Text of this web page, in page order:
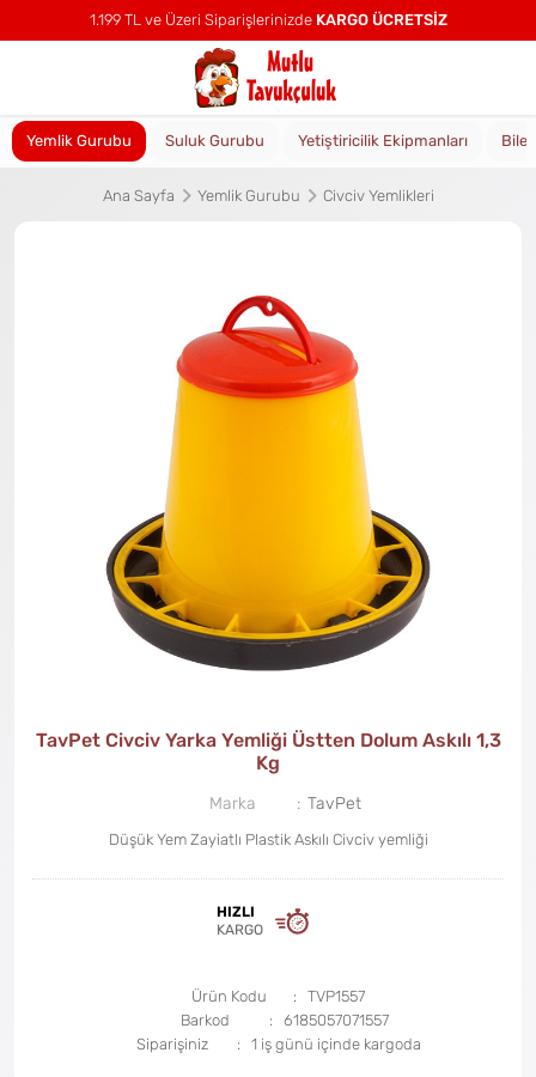
1.199 TL ve Üzeri Siparişlerinizde KARGO ÜCRETSİZ
Yemlik Gurubu Suluk Gurubu Yetiştiricilik Ekipmanları
Ana Sayfa Yemlik Gurubu Civciv Yemlikleri
TavPet Civciv Yarka Yemliği Üstten Dolum Askılı 1,3
Kg
Marka TavPet
Düşük Yem Zayiatlı Plastik Askılı Civciv yemliği
HIZLI
KARGO
Ürün Kodu
TVP1557
Barkod
6185057071557
Siparişiniz
1 iş günü içinde kargoda